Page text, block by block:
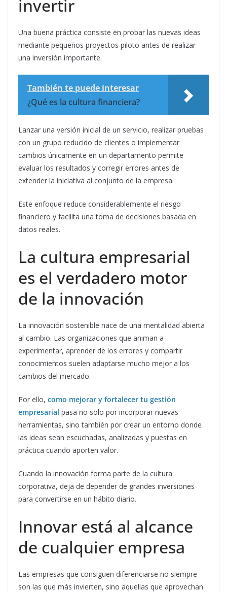
invertir
Una buena práctica consiste en probar las nuevas ideas
mediante pequeños proyectos piloto antes de realizar
una inversión importante.
También te puede interesar
¿Qué es la cultura financiera?
Lanzar una versión inicial de un servicio, realizar pruebas
con un grupo reducido de clientes o implementar
cambios únicamente en un departamento permite
evaluar los resultados y corregir errores antes de
extender la iniciativa al conjunto de la empresa.
Este enfoque reduce considerablemente el riesgo
financiero y facilita una toma de decisiones basada en
datos reales.
La cultura empresarial
es el verdadero motor
de la innovación
La innovación sostenible nace de una mentalidad abierta
al cambio. Las organizaciones que animan a
experimentar, aprender de los errores y compartir
conocimientos suelen adaptarse mucho mejor a los
cambios del mercado.
Por ello, como mejorar y fortalecer tu gestión
empresarial pasa no solo por incorporar nuevas
herramientas, sino también por crear un entorno donde
las ideas sean escuchadas, analizadas y puestas en
práctica cuando aporten valor.
Cuando la innovación forma parte de la cultura
corporativa, deja de depender de grandes inversiones
para convertirse en un hábito diario.
Innovar está al alcance
de cualquier empresa
Las empresas que consiguen diferenciarse no siempre
son las que más invierten, sino aquellas que aprovechan